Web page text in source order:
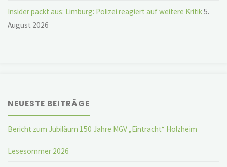
Insider packt aus: Limburg: Polizei reagiert auf weitere Kritik5.
August 2026
NEUESTE BEITRÄGE
Bericht zum Jubiläum 150 Jahre MGV „Eintracht“ Holzheim
Lesesommer 2026